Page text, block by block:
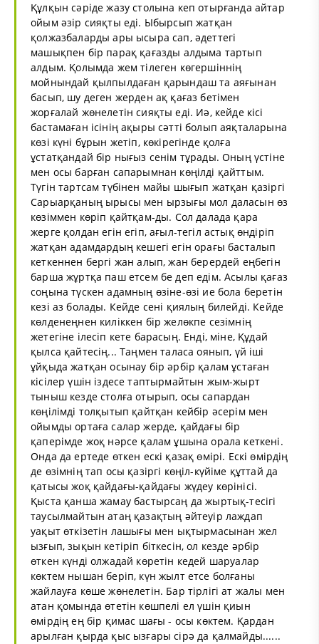
Құлқын сәріде жазу столына кеп отырғанда айтар
ойым әзір сияқты еді. Ыбырсып жатқан
қолжазбаларды ары ысыра сап, әдеттегі
машықпен бір парақ қағазды алдыма тартып
алдым. Қолымда жем тілеген көгершіннің
мойнындай қылпылдаған қарындаш та аяғынан
басып, шу деген жерден ақ қағаз бетімен
жорғалай жөнелетін сияқты еді. Иә, кейде кісі
бастамаған ісінің ақыры сәтті болып аяқталарына
көзі күні бұрын жетіп, көкірегінде қолға
ұстатқандай бір нығыз сенім тұрады. Оның үстіне
мен осы барған сапарымнан көңілді қайттым.
Түгін тартсам түбінен майы шығып жатқан қазіргі
Сарыарқаның ырысы мен ырзығы мол даласын өз
көзіммен көріп қайтқам-ды. Сол далада қара
жерге қолдан егін егіп, ағыл-тегіл астық өндіріп
жатқан адамдардың кешегі егін орағы басталып
кеткеннен бергі жан алып, жан берердей еңбегін
барша жұртқа паш етсем бе деп едім. Асылы қағаз
соңына түскен адамның өзіне-өзі ие бола беретін
кезі аз болады. Кейде сені қиялың билейді. Кейде
көлденеңнен киліккен бір желөкпе сезімнің
жетегіне ілесіп кете барасың. Енді, міне, Құдай
қылса қайтесің... Таңмен таласа оянып, үй іші
ұйқыда жатқан осынау бір әрбір қалам ұстаған
кісілер үшін іздесе таптырмайтын жым-жырт
тыныш кезде столға отырып, осы сапардан
көңілімді толқытып қайтқан кейбір әсерім мен
ойымды ортаға салар жерде, қайдағы бір
қаперімде жоқ нәрсе қалам ұшына орала кеткені.
Онда да ертеде өткен ескі қазақ өмірі. Ескі өмірдің
де өзімнің тап осы қазіргі көңіл-күйіме құттай да
қатысы жоқ қайдағы-қайдағы жүдеу көрінісі.
Қыста қанша жамау бастырсаң да жыртық-тесігі
таусылмайтын атаң қазақтың әйтеуір лаждап
уақыт өткізетін лашығы мен ықтырмасынан жел
ызғып, зықын кетіріп біткесін, ол кезде әрбір
өткен күнді олжадай көретін кедей шаруалар
көктем нышан беріп, күн жылт етсе болғаны
жайлауға көше жөнелетін. Бар тірлігі ат жалы мен
атан қомында өтетін көшпелі ел үшін қиын
өмірдің ең бір қимас шағы - осы көктем. Қардан
арылған қырда қыс ызғары сірә да қалмайды......